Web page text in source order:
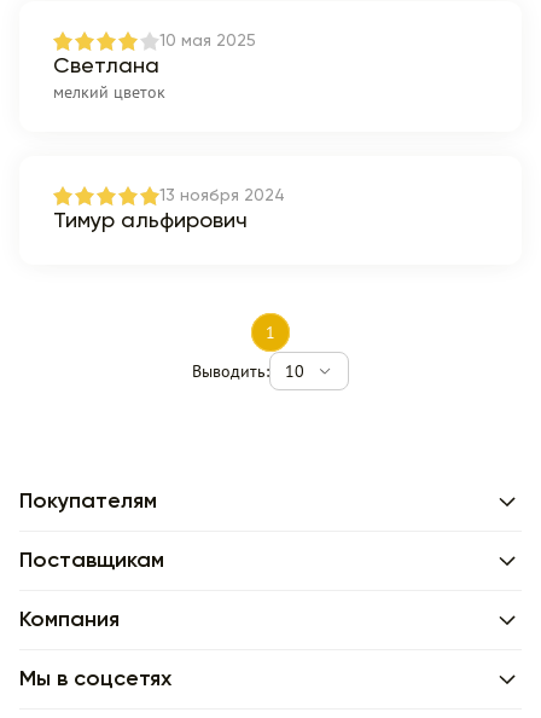
10 мая 2025
Светлана
мелкий цветок
13 ноября 2024
Тимур альфирович
1
Выводить:
10
Покупателям
Поставщикам
Компания
Мы в соцсетях